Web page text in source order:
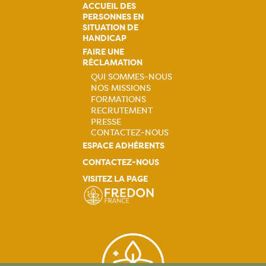
ACCUEIL DES
PERSONNES EN
SITUATION DE
HANDICAP
FAIRE UNE
RÉCLAMATION
Navigation
principale
QUI SOMMES-NOUS
NOS MISSIONS
FORMATIONS
RECRUTEMENT
PRESSE
CONTACTEZ-NOUS
ESPACE ADHÉRENTS
CONTACTEZ-NOUS
VISITEZ LA PAGE